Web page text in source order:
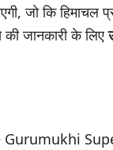
जो कि हिमाचल
की जानकारी के लिए